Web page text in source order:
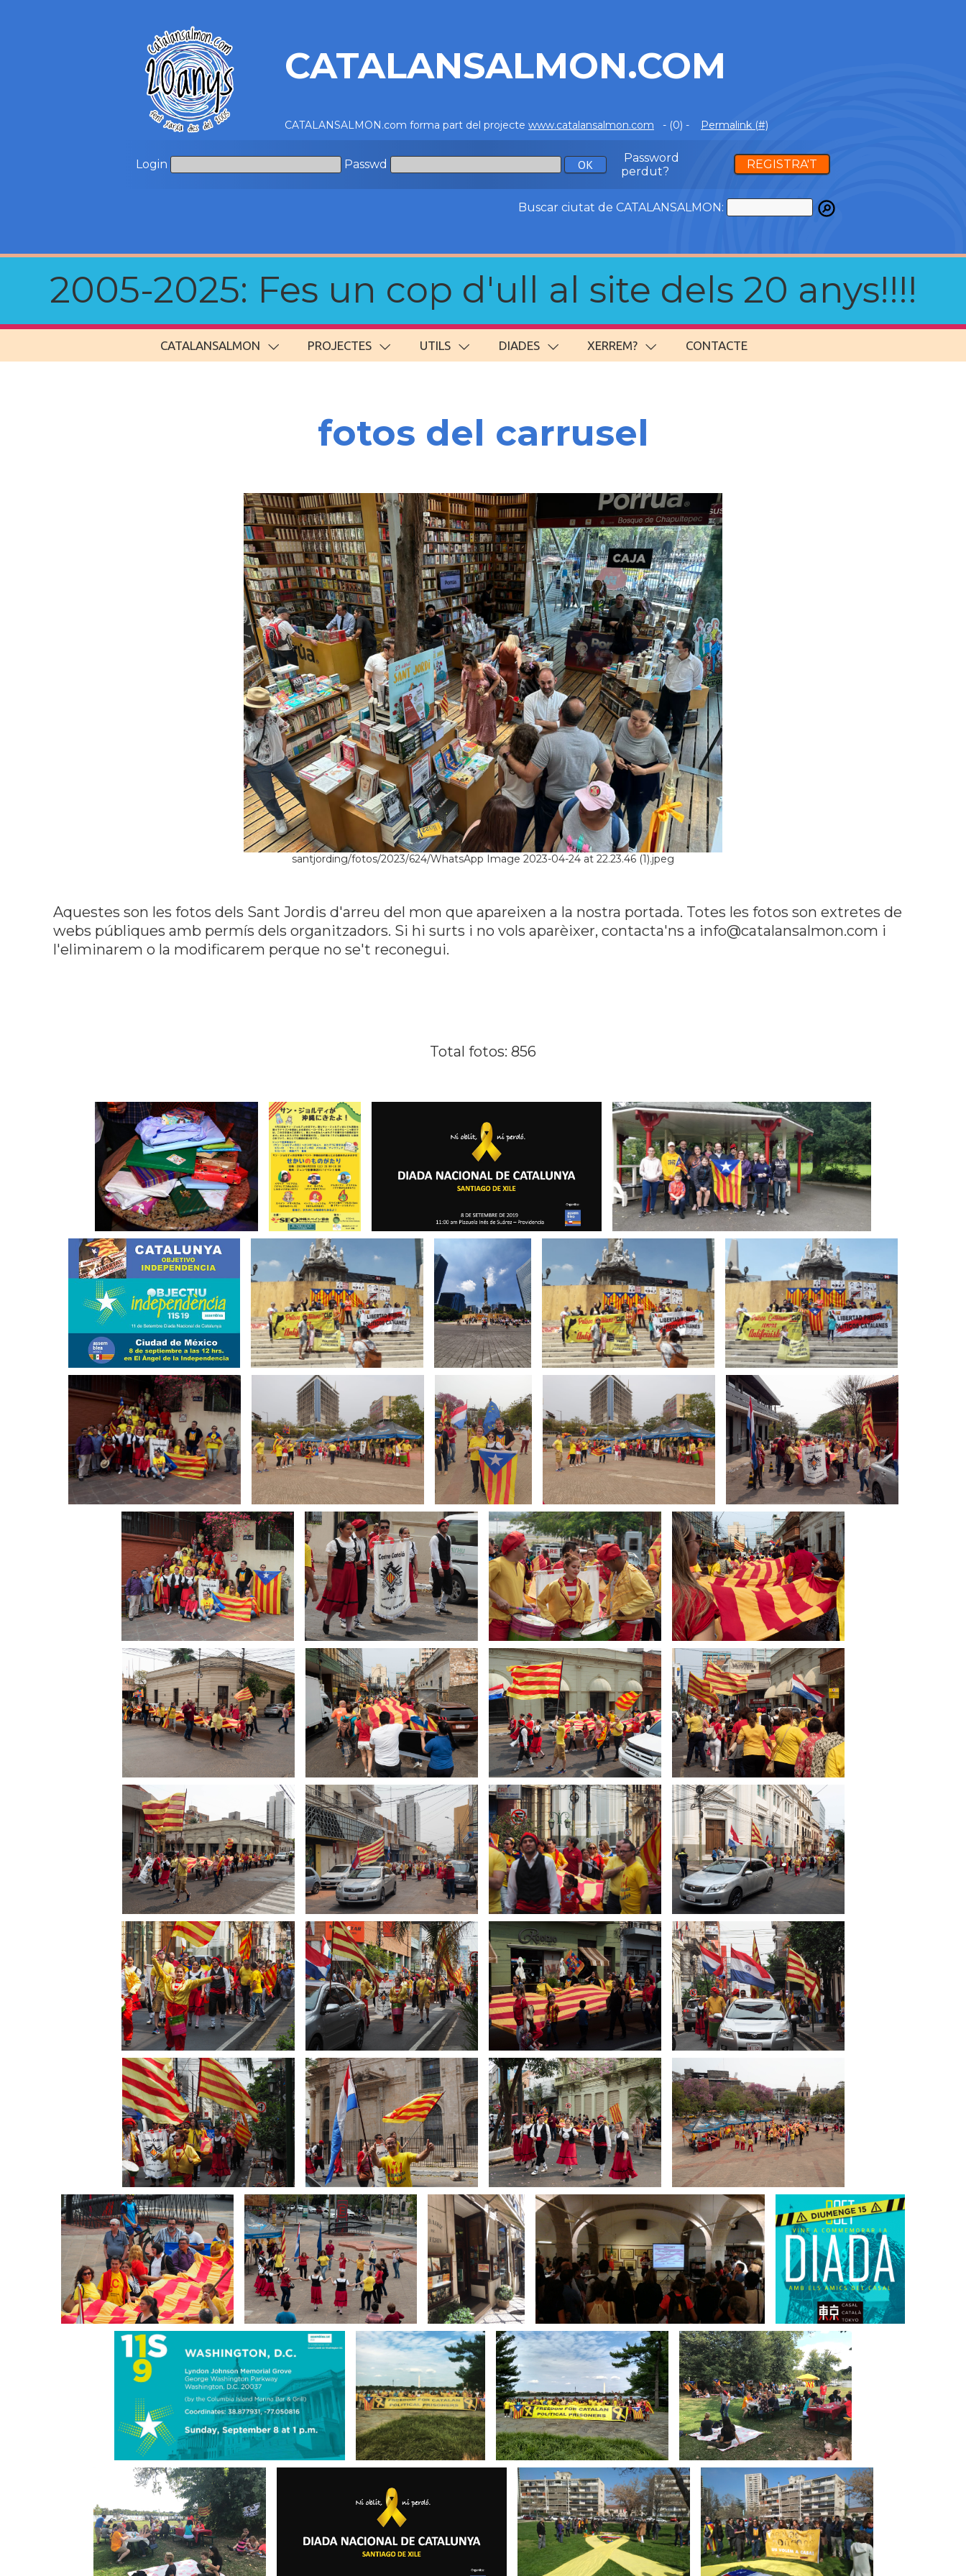
CATALANSALMON.COM
CATALANSALMON.com forma part del projecte www.catalansalmon.com - (0) - Permalink (#)
Login Passwd
Password
perdut?
REGISTRA'T
Buscar ciutat de CATALANSALMON:
2005-2025: Fes un cop d'ull al site dels 20 anys!!!!
CATALANSALMON PROJECTES UTILS DIADES XERREM? CONTACTE
fotos del carrusel
santjording/fotos/2023/624/WhatsApp Image 2023-04-24 at 22.23.46 (1).jpeg
Aquestes son les fotos dels Sant Jordis d'arreu del mon que apareixen a la nostra portada. Totes les fotos son extretes de
webs públiques amb permís dels organitzadors. Si hi surts i no vols aparèixer, contacta'ns a info@catalansalmon.com i
l'eliminarem o la modificarem perque no se't reconegui.
Total fotos: 856